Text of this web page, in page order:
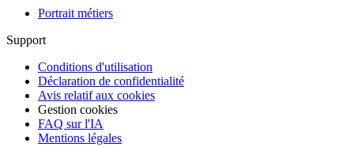
Portrait métiers
Support
Conditions d'utilisation
Déclaration de confidentialité
Avis relatif aux cookies
Gestion cookies
FAQ sur l'IA
Mentions légales